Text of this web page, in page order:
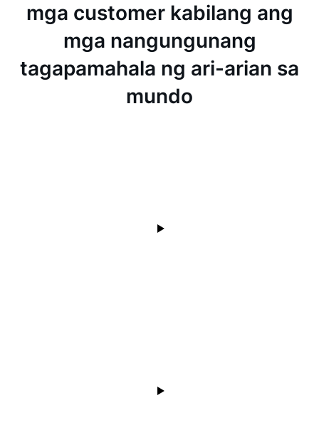
mga customer kabilang ang
mga nangungunang
tagapamahala ng ari-arian sa
mundo